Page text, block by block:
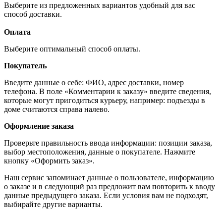
Выберите из предложенных вариантов удобный для вас
способ доставки.
Оплата
Выберите оптимальный способ оплаты.
Покупатель
Введите данные о себе: ФИО, адрес доставки, номер
телефона. В поле «Комментарии к заказу» введите сведения,
которые могут пригодиться курьеру, например: подъезды в
доме считаются справа налево.
Оформление заказа
Проверьте правильность ввода информации: позиции заказа,
выбор местоположения, данные о покупателе. Нажмите
кнопку «Оформить заказ».
Наш сервис запоминает данные о пользователе, информацию
о заказе и в следующий раз предложит вам повторить к вводу
данные предыдущего заказа. Если условия вам не подходят,
выбирайте другие варианты.